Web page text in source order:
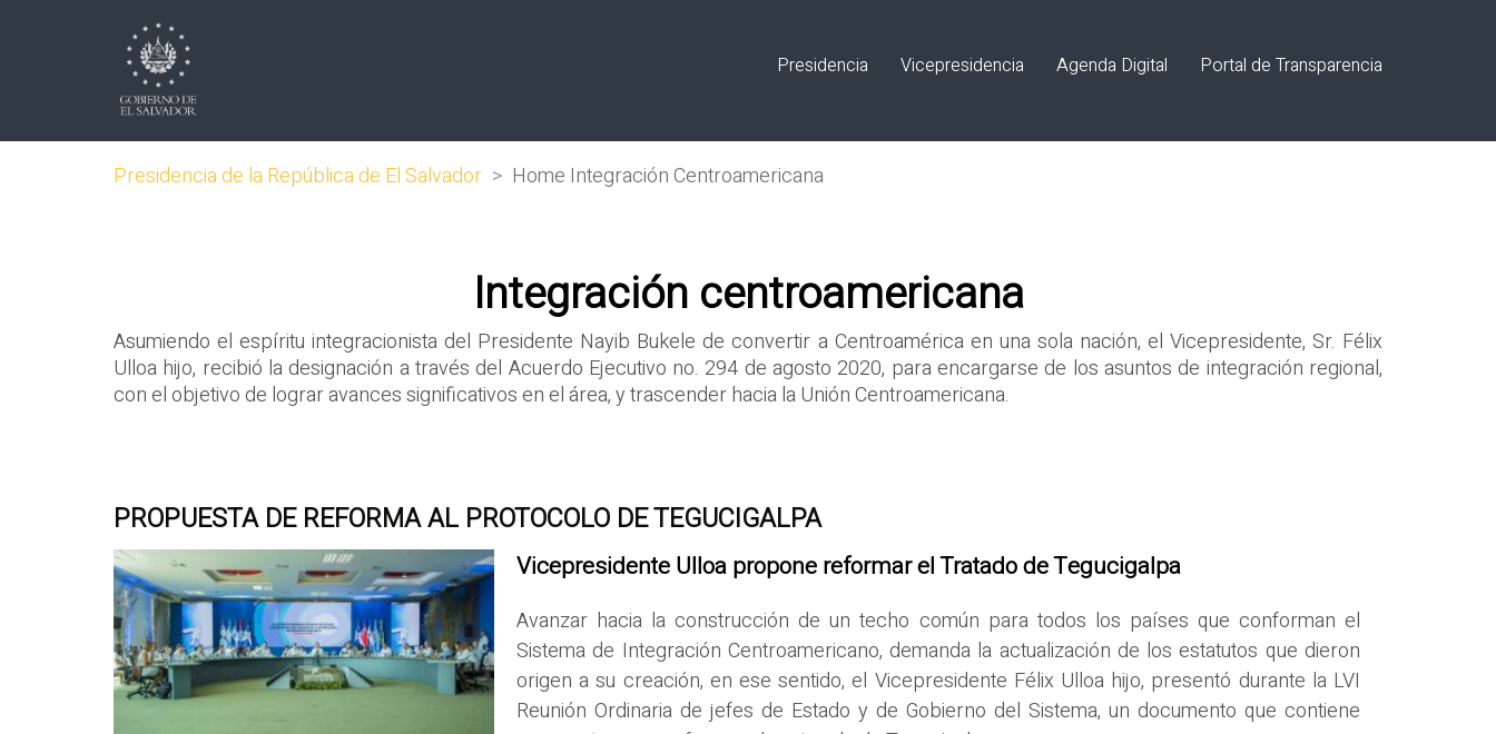
Presidencia Vicepresidencia Agenda Digital Portal de Transparencia
Presidencia de la República de El Salvador > Home Integración Centroamericana
Integración centroamericana
Asumiendo el espíritu integracionista del Presidente Nayib Bukele de convertir a Centroamérica en una sola nación, el Vicepresidente, Sr. Félix
Ulloa hijo, recibió la designación a través del Acuerdo Ejecutivo no. 294 de agosto 2020, para encargarse de los asuntos de integración regional,
con el objetivo de lograr avances significativos en el área, y trascender hacia la Unión Centroamericana.
PROPUESTA DE REFORMA AL PROTOCOLO DE TEGUCIGALPA
Vicepresidente Ulloa propone reformar el Tratado de Tegucigalpa
Avanzar hacia la construcción de un techo común para todos los países que conforman el
Sistema de Integración Centroamericano, demanda la actualización de los estatutos que dieron
origen a su creación, en ese sentido, el Vicepresidente Félix Ulloa hijo, presentó durante la LVI
Reunión Ordinaria de jefes de Estado y de Gobierno del Sistema, un documento que contiene